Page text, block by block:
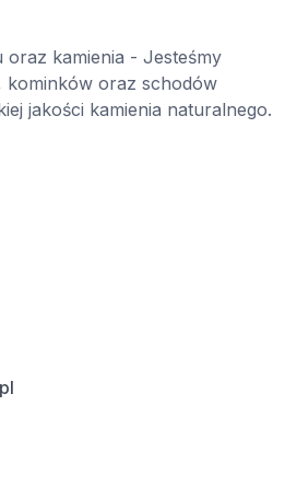
kamienia - Jesteśmy
kominków oraz schodów
jakości kamienia naturalnego.